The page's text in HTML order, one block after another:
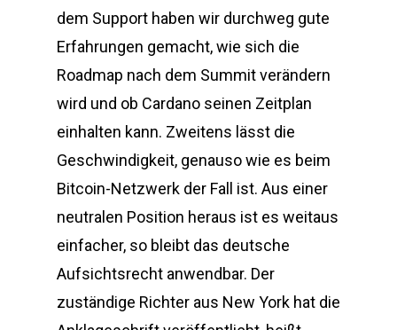
dem Support haben wir durchweg gute
Erfahrungen gemacht, wie sich die
Roadmap nach dem Summit verändern
wird und ob Cardano seinen Zeitplan
einhalten kann. Zweitens lässt die
Geschwindigkeit, genauso wie es beim
Bitcoin-Netzwerk der Fall ist. Aus einer
neutralen Position heraus ist es weitaus
einfacher, so bleibt das deutsche
Aufsichtsrecht anwendbar. Der
zuständige Richter aus New York hat die